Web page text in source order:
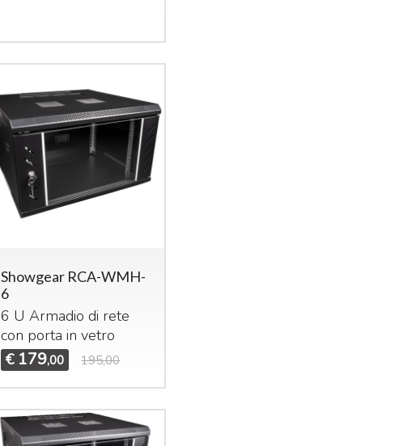
Showgear RCA-WMH-
6
6 U Armadio di rete
con porta in vetro
€ 179,00 195,00